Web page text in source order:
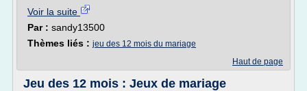
Voir la suite
Par : sandy13500
Thèmes liés : jeu des 12 mois du mariage
Haut de page
Jeu des 12 mois : Jeux de mariage